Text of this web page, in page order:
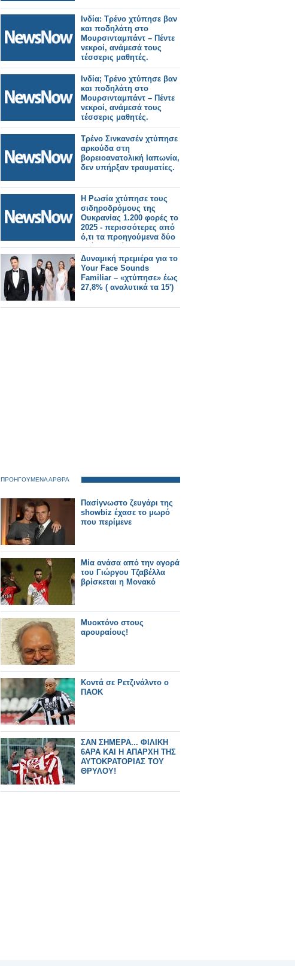
Ινδία: Τρένο χτύπησε βαν
και ποδηλάτη στο
Μουρσινταμπάντ – Πέντε
νεκροί, ανάμεσά τους
τέσσερις μαθητές.
Ινδία; Τρένο χτύπησε βαν
και ποδηλάτη στο
Μουρσινταμπάντ – Πέντε
νεκροί, ανάμεσά τους
τέσσερις μαθητές.
Τρένο Σινκανσέν χτύπησε
αρκούδα στη
βορειοανατολική Ιαπωνία,
δεν υπήρξαν τραυματίες.
Η Ρωσία χτύπησε τους
σιδηροδρόμους της
Ουκρανίας 1.200 φορές το
2025 - περισσότερες από
ό,τι τα προηγούμενα δύο
χρόνια μαζί.
Δυναμική πρεμιέρα για το
Your Face Sounds
Familiar – «χτύπησε» έως
27,8% ( αναλυτικά τα 15')
ΠΡΟΗΓΟΥΜΕΝΑ ΑΡΘΡΑ
Πασίγνωστο ζευγάρι της
showbiz έχασε το μωρό
που περίμενε
Μία ανάσα από την αγορά
του Γιώργου Τζαβέλλα
βρίσκεται η Μονακό
Μυοκτόνο στους
αρουραίους!
Κοντά σε Ρετζινάλντο o
ΠΑΟΚ
ΣΑΝ ΣΗΜΕΡΑ... ΦΙΛΙΚΗ
6ΑΡΑ ΚΑΙ Η ΑΠΑΡΧΗ ΤΗΣ
ΑΥΤΟΚΡΑΤΟΡΙΑΣ ΤΟΥ
ΘΡΥΛΟΥ!